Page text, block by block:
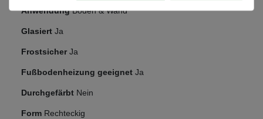
Anwendung Boden & Wand
Glasiert Ja
Frostsicher Ja
Fußbodenheizung geeignet Ja
Durchgefärbt Nein
Form Rechteckig